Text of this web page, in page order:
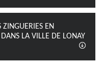
EN
LA VILLE DE LONAY